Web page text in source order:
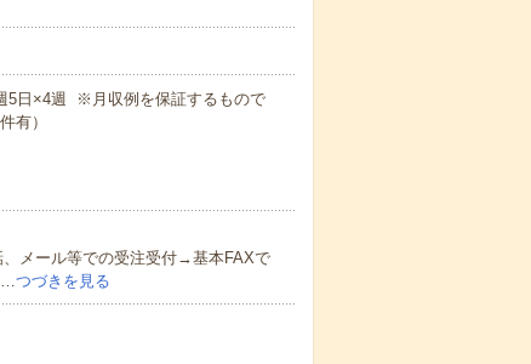
5日×4週 ※月収例を保証するもので
有）
メール等での受注受付→基本FAXで
…つづきを見る